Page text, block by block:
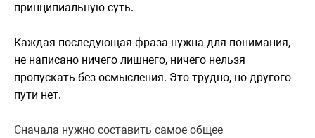
принципиальную суть.
Каждая последующая фраза нужна для понимания,
не написано ничего лишнего, ничего нельзя
пропускать без осмысления. Это трудно, но другого
пути нет.
Сначала нужно составить самое общее